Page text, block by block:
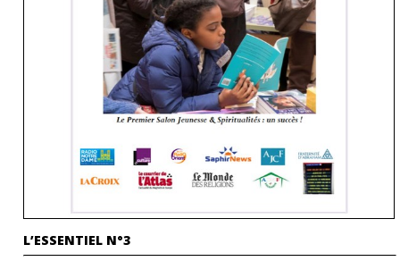
L’ESSENTIEL N°3